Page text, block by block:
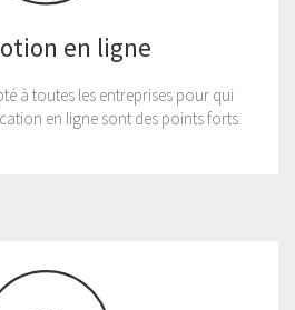
en ligne
à toutes les entreprises pour qui
en ligne sont des points forts.